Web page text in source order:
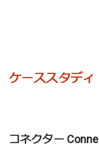
ケーススタディ
コネクター